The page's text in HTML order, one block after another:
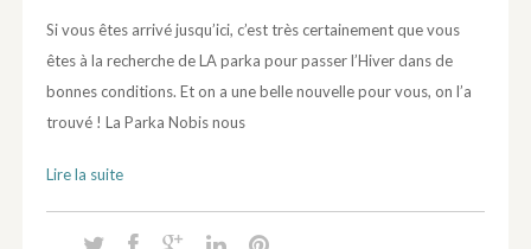
Si vous êtes arrivé jusqu’ici, c’est très certainement que vous
êtes à la recherche de LA parka pour passer l’Hiver dans de
bonnes conditions. Et on a une belle nouvelle pour vous, on l’a
trouvé ! La Parka Nobis nous
Lire la suite